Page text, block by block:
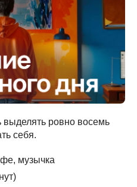
выделять ровно восемь
себя.
музычка